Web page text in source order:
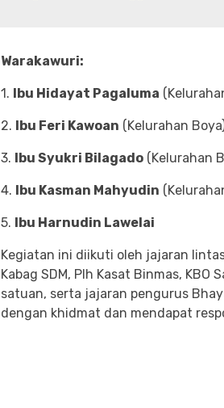
Warakawuri:
1. Ibu Hidayat Pagaluma
2. Ibu Feri Kawoan (Kelurahan
3. Ibu Syukri Bilagado (Kelurahan
4. Ibu Kasman Mahyudin
5. Ibu Harnudin Lawelai
Kegiatan ini diikuti oleh jajaran
Kabag SDM, Plh Kasat Binmas, KBO
satuan, serta jajaran pengurus
dengan khidmat dan mendapat